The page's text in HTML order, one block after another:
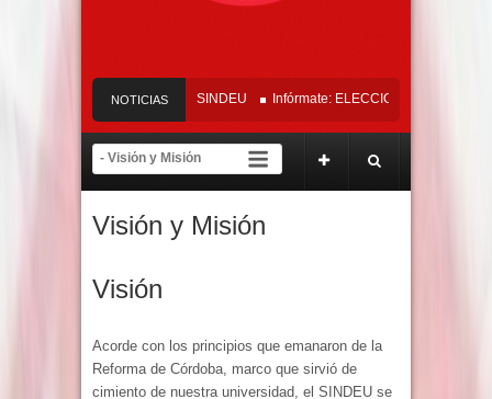
NOTICIAS
Oficial Tribunal del SINDEU Infórmate: ELECCIONES SINDEU 2026 –
del proceso electoral y de inscripción de tendencias del 22 de abril al 22 de
Visión y Misión
Visión
Acorde con los principios que emanaron de la
Reforma de Córdoba, marco que sirvió de
cimiento de nuestra universidad, el SINDEU se